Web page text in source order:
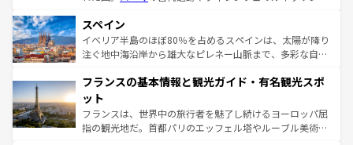
ろん、トスカーナの美しい田園風景やアマルフィ海岸の絶
景など、自然景観も見逃せない。観光の合間には、本場の
ピザやパスタなど、絶品のイタリア料理を堪能することも
ませてくれるイタリアで、忘れられない旅をしてみよう！
なお、新着のイタリア情報は
しい。
スペイン
イベリア半島のほぼ80％を占めるスペインは、太陽が降り
注ぐ地中海沿岸から雄大なピレネー山脈まで、多彩な自然
文化が根付くこの国では、情熱的なフラメンコ、熱気あふ
れる闘牛、そして美味しいタパスが生活の一部となってい
る。首都マドリードの洗練された雰囲気や、バルセロナの
アートに溢れた街角から、地方では古代ローマ遺跡や中世
フランスの基本情報と観光ガイド・有名観光スポ
ット
フランスは、世界中の旅行者を魅了し続けるヨーロッパ屈
指の観光地だ。首都パリのエッフェル塔やルーブル美術館